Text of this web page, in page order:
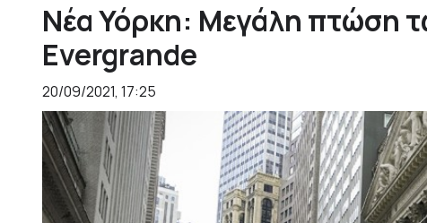
Νέα Υόρκη: Μεγάλη πτώση
Evergrande
20/09/2021, 17:25